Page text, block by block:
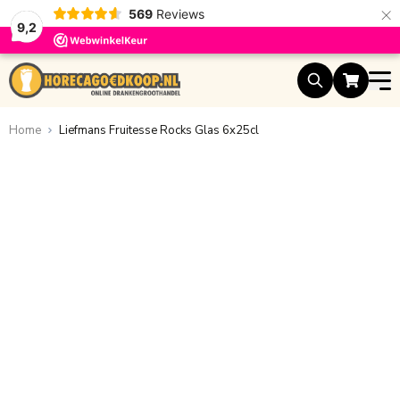
9,2
569 Reviews ×
Ga naar de inhoud
Home Liefmans Fruitesse Rocks Glas 6x25cl